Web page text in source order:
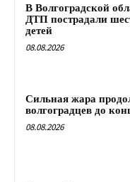
В Волгоградской
ДТП пострадали
детей
08.08.2026
Сильная жара
волгоградцев до
08.08.2026